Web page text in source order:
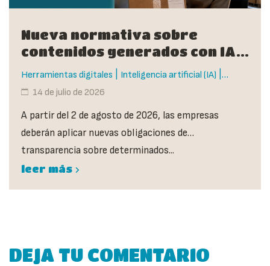
Nueva normativa sobre
contenidos generados con IA:
guía del artículo 50
Herramientas digitales Inteligencia artificial (IA)
Tendencias y novedades
14 de julio de 2026
A partir del 2 de agosto de 2026, las empresas
deberán aplicar nuevas obligaciones de
transparencia sobre determinados...
leer más
DEJA TU COMENTARIO